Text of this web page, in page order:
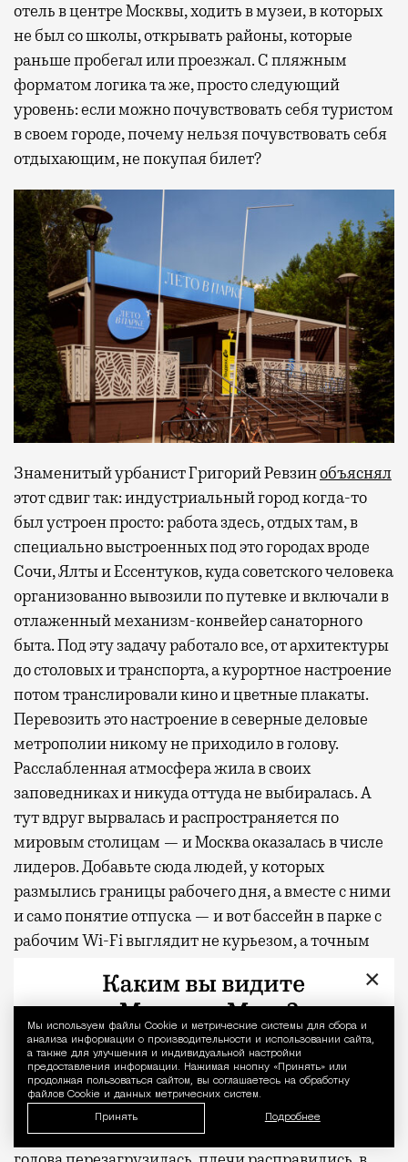
Уведомление
Мы используем файлы Сookie и метрические системы для сбора и
анализа информации о производительности и использовании сайта,
а также для улучшения и индивидуальной настройки
предоставления информации. Нажимая кнопку «Принять» или
продолжая пользоваться сайтом, вы соглашаетесь на обработку
файлов Cookie и данных метрических систем.
Принять Подробнее
отель в центре Москвы, ходить в музеи, в которых
не был со школы, открывать районы, которые
раньше пробегал или проезжал. С пляжным
форматом логика та же, просто следующий
уровень: если можно почувствовать себя туристом
в своем городе, почему нельзя почувствовать себя
отдыхающим, не покупая билет?
Знаменитый урбанист Григорий Ревзинобъяснял
этот сдвиг так: индустриальный город когда-то
был устроен просто: работа здесь, отдых там, в
специально выстроенных под это городах вроде
Сочи, Ялты и Ессентуков, куда советского человека
организованно вывозили по путевке и включали в
отлаженный механизм-конвейер санаторного
быта. Под эту задачу работало все, от архитектуры
до столовых и транспорта, а курортное настроение
потом транслировали кино и цветные плакаты.
Перевозить это настроение в северные деловые
метрополии никому не приходило в голову.
Расслабленная атмосфера жила в своих
заповедниках и никуда оттуда не выбиралась. А
тут вдруг вырвалась и распространяется по
мировым столицам — и Москва оказалась в числе
лидеров. Добавьте сюда людей, у которых
размылись границы рабочего дня, а вместе с ними
и само понятие отпуска — и вот бассейн в парке с
рабочим Wi-Fi выглядит не курьезом, а точным
Вместо чемодана
К вечеру возвращаюсь тем же маршрутом через
парк — золотой свет, длинные тени, приятное
ощущение усталости, которое обычно бывает
после моря. Эксперимент признаю удавшимся:
×